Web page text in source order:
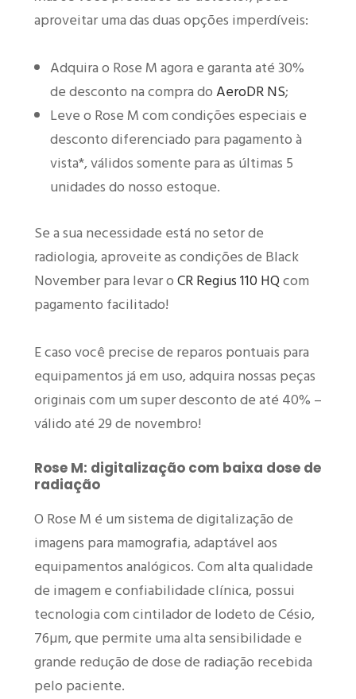
aproveitar uma das duas opções imperdíveis:
Adquira o Rose M agora e garanta até 30%
de desconto na compra doAeroDR NS;
Leve o Rose M com condições especiais e
desconto diferenciado para pagamento à
vista*, válidos somente para as últimas 5
unidades do nosso estoque.
Se a sua necessidade está no setor de
radiologia, aproveite as condições de Black
November para levar oCR Regius 110 HQcom
pagamento facilitado!
E caso você precise de reparos pontuais para
equipamentos já em uso, adquira nossas peças
originais com um super desconto de até 40% –
válido até 29 de novembro!
Rose M: digitalização com baixa dose de
radiação
O Rose M é um sistema de digitalização de
imagens para mamografia, adaptável aos
equipamentos analógicos. Com alta qualidade
de imagem e confiabilidade clínica, possui
tecnologia com cintilador de Iodeto de Césio,
76µm, que permite uma alta sensibilidade e
grande redução de dose de radiação recebida
pelo paciente.